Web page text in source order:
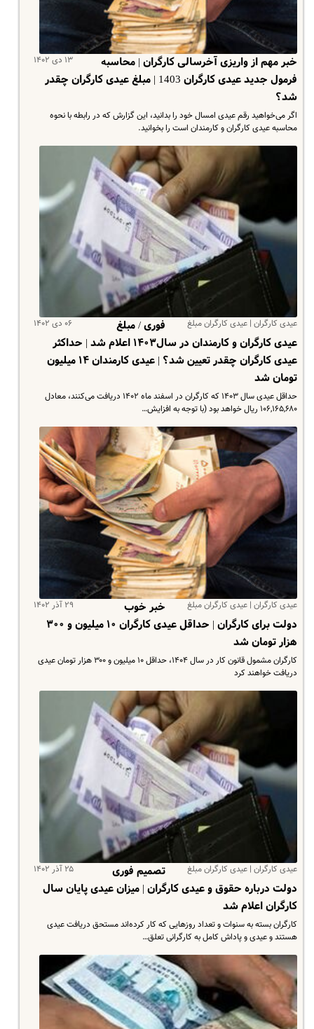
۱۳ دی ۱۴۰۲
خبر مهم از واریزی آخرسالی کارگران | محاسبه
فرمول جدید عیدی کارگران 1403 | مبلغ عیدی کارگران چقدر
شد؟
اگر می‌خواهید رقم عیدی امسال خود را بدانید، این گزارش که در رابطه با نحوه
محاسبه عیدی کارگران و کارمندان است را بخوانید.
عیدی کارگران | عیدی کارگران مبلغ ۰۶ دی ۱۴۰۲
فوری / مبلغ
عیدی کارگران و کارمندان در سال۱۴۰۳ اعلام شد | حداکثر
عیدی کارگران چقدر تعیین شد؟ | عیدی کارمندان ۱۴ میلیون
تومان شد
حداقل عیدی سال ۱۴۰۳ که کارگران در اسفند ماه ۱۴۰۲ دریافت می‌کنند، معادل
۱۰۶,۱۶۵,۶۸۰ ریال خواهد بود (با توجه به افزایش…
عیدی کارگران | عیدی کارگران مبلغ ۲۹ آذر ۱۴۰۲
خبر خوب
دولت برای کارگران | حداقل عیدی کارگران ۱۰ میلیون و ۳۰۰
هزار تومان شد
کارگران مشمول قانون کار در سال ۱۴۰۴، حداقل ۱۰ میلیون و ۳۰۰ هزار تومان عیدی
دریافت خواهند کرد
عیدی کارگران | عیدی کارگران مبلغ ۲۵ آذر ۱۴۰۲
تصمیم فوری
دولت درباره حقوق و عیدی کارگران | میزان عیدی پایان سال
کارگران اعلام شد
کارگران بسته به سنوات و تعداد روزهایی که کار کرده‌اند مستحق دریافت عیدی
هستند و عیدی و پاداش کامل به کارگرانی تعلق…